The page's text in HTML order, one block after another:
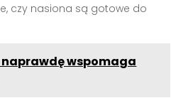
czy nasiona są gotowe do
wspomaga